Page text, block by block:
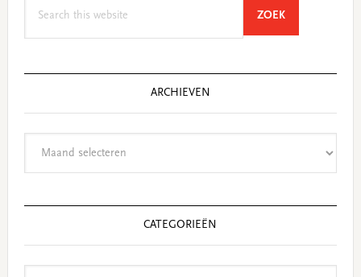
ZOEKSEARCH
ARCHIEVEN
CATEGORIEËN